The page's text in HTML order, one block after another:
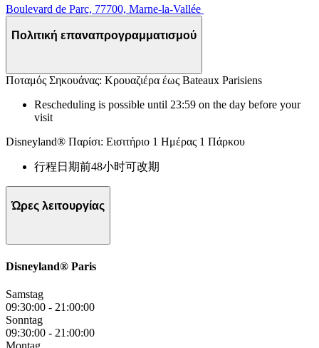
Boulevard de Parc, 77700, Marne-la-Vallée
Πολιτική επαναπρογραμματισμού
Ποταμός Σηκουάνας: Κρουαζιέρα έως Bateaux Parisiens
Rescheduling is possible until 23:59 on the day before your
visit
Disneyland® Παρίσι: Εισιτήριο 1 Ημέρας 1 Πάρκου
行程日期前48小时可改期
Ώρες λειτουργίας
Disneyland® Paris
Samstag
09:30:00 - 21:00:00
Sonntag
09:30:00 - 21:00:00
Montag